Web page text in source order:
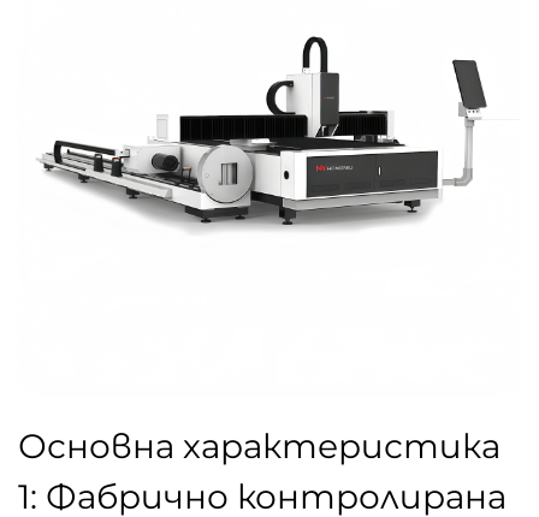
Основна характеристика
1: Фабрично контролирана